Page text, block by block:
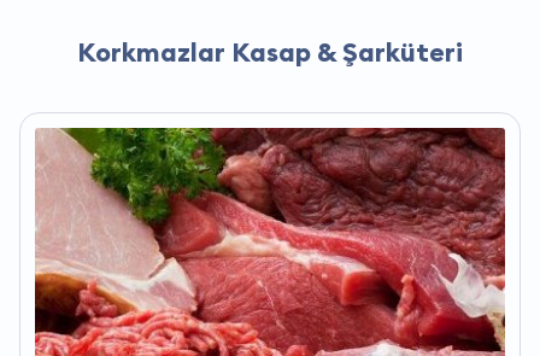
Korkmazlar Kasap & Şarküteri